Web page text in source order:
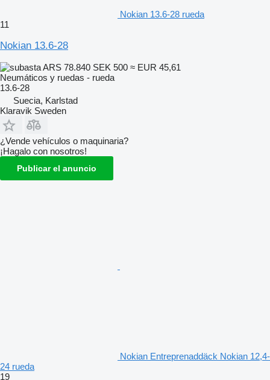
Nokian 13.6-28 rueda
11
Nokian 13.6-28
ARS 78.840 SEK 500 ≈ EUR 45,61
Neumáticos y ruedas - rueda
13.6-28
Suecia, Karlstad
Klaravik Sweden
¿Vende vehículos o maquinaria?
¡Hagalo con nosotros!
Publicar el anuncio
Nokian Entreprenaddäck Nokian 12,4-
24 rueda
19